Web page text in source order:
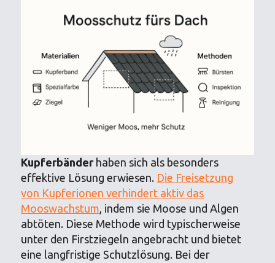
Kupferbänderhaben sich als besonders
effektive Lösung erwiesen. Die Freisetzung
von Kupferionen verhindert aktiv das
Mooswachstum, indem sie Moose und Algen
abtöten. Diese Methode wird typischerweise
unter den Firstziegeln angebracht und bietet
eine langfristige Schutzlösung. Bei der